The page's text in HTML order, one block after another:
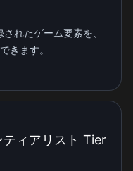
れたゲーム要素を、
きます。
ィアリスト Tier